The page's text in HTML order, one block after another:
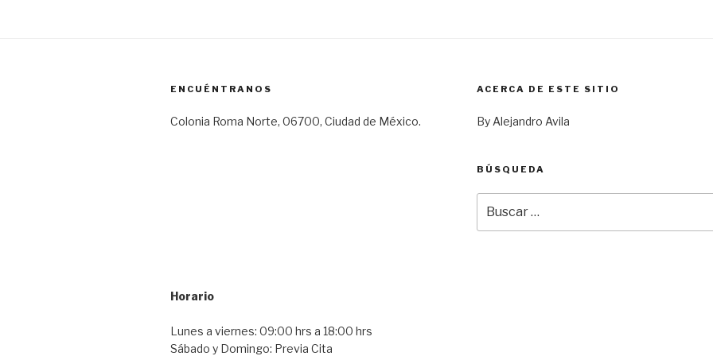
ENCUÉNTRANOS
Colonia Roma Norte, 06700, Ciudad de México.
Horario
Lunes a viernes: 09:00 hrs a 18:00 hrs
Sábado y Domingo: Previa Cita
ACERCA DE ESTE SITIO
By Alejandro Avila
BÚSQUEDA
por: